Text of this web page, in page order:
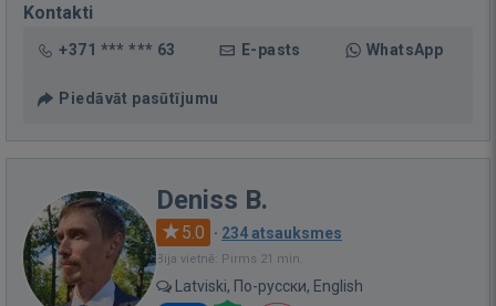
Kontakti
+371 *** *** 63 E-pasts WhatsApp
Piedāvāt pasūtījumu
Deniss B.
5.0 · 234 atsauksmes
Bija vietnē: Pirms 21 min.
Latviski, По-русски, English